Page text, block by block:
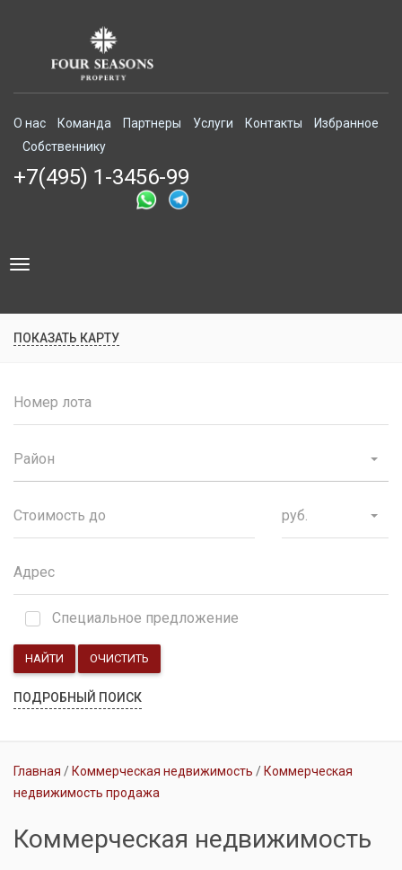
О нас Команда Партнеры Услуги Контакты
Избранное
Собственнику
+7(495) 1-3456-99
Toggle
ПОКАЗАТЬ КАРТУ
Район
руб.
Специальное предложение
НАЙТИ ОЧИСТИТЬ
ПОДРОБНЫЙ ПОИСК
Главная Коммерческая недвижимость
Коммерческая
недвижимость продажа
Коммерческая недвижимость